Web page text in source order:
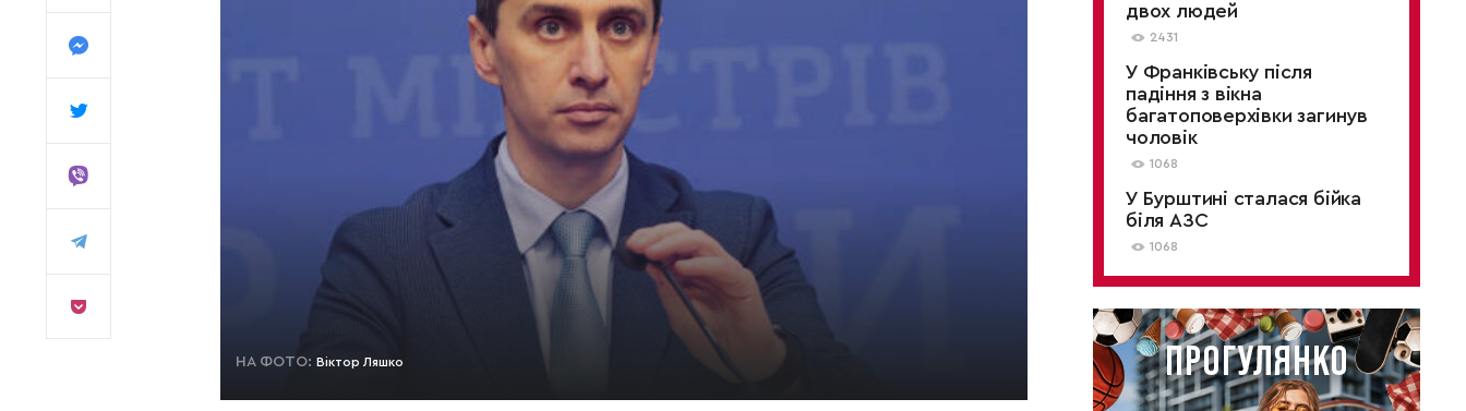
НА ФОТО: Віктор Ляшко
двох людей
2431
У Франківську після
падіння з вікна
багатоповерхівки загинув
чоловік
1068
У Бурштині сталася бійка
біля АЗС
1068